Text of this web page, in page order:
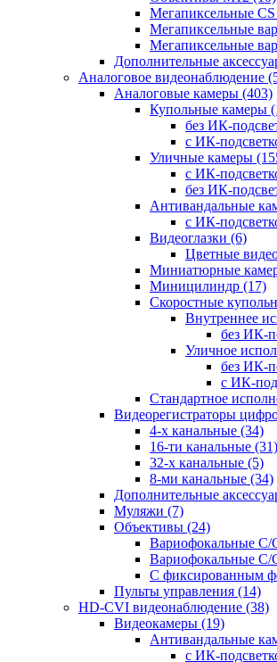
Мегапиксельные
Мегапиксельные
Мегапиксельные
Дополнительные
Аналоговое видеонаблюдение
Аналоговые камеры (403)
Купольные камеры
без ИК-
с ИК-
Уличные камеры
с ИК-
без ИК-
Антивандальные
с ИК-
Видеоглазки (6)
Цветные
Миниатюрные
Миницилиндр (17)
Скоростные
Внутреннее
без ИК-
Уличное
без ИК-
с ИК-
Стандартное
Видеорегистраторы
4-х канальные (34)
16-ти канальные (31)
32-х канальные (5)
8-ми канальные (34)
Дополнительные
Муляжи (7)
Объективы (24)
Вариофокальные C/
Вариофокальные C/
С фиксированным
Пульты управления (14)
HD-CVI видеонаблюдение (38)
Видеокамеры (19)
Антивандальные
с ИК-